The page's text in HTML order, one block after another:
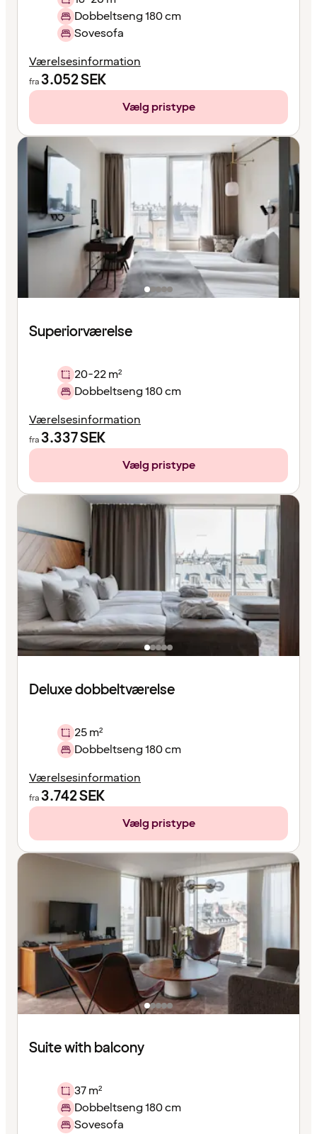
Dobbeltseng 180 cm
Sovesofa
Værelsesinformation
fra 3.052SEK
Vælg pristype
Superiorværelse
20-22 m²
Dobbeltseng 180 cm
Værelsesinformation
fra 3.337SEK
Vælg pristype
Deluxe dobbeltværelse
25 m²
Dobbeltseng 180 cm
Værelsesinformation
fra 3.742SEK
Vælg pristype
Suite with balcony
37 m²
Dobbeltseng 180 cm
Sovesofa